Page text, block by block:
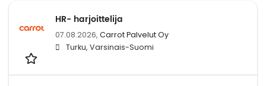
HR- harjoittelija
07.08.2026, Carrot Palvelut Oy
Turku, Varsinais-Suomi